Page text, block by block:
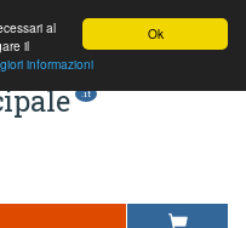
Ok
al
il
informazioni
.it